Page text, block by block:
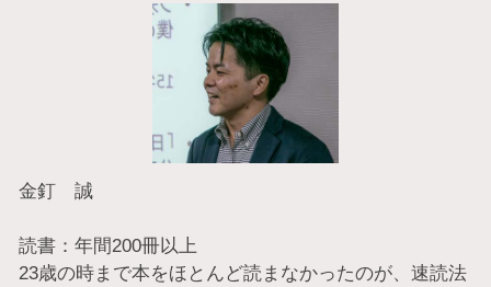
金釘 誠
読書：年間200冊以上
23歳の時まで本をほとんど読まなかったのが、速読法